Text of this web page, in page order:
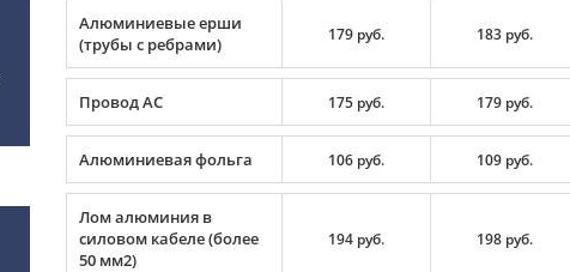
Алюминиевые ерши
(трубы с ребрами)
179 руб. 183 руб.
Провод АС 175 руб. 179 руб.
Алюминиевая фольга 106 руб. 109 руб.
Лом алюминия в
силовом кабеле (более
50 мм2)
194 руб. 198 руб.